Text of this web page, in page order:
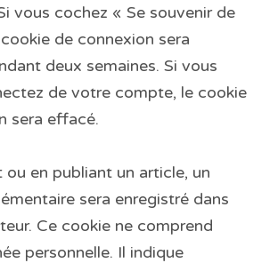
vous cochez « Se souvenir de
de connexion sera
deux semaines. Si vous
de votre compte, le cookie
sera effacé.
ou en publiant un article, un
sera enregistré dans
Ce cookie ne comprend
personnelle. Il indique